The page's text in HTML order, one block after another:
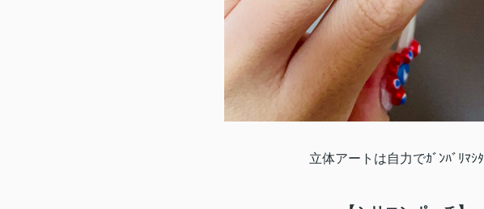
立体アートは自力でｶﾞﾝﾊﾞﾘﾏｼﾀ